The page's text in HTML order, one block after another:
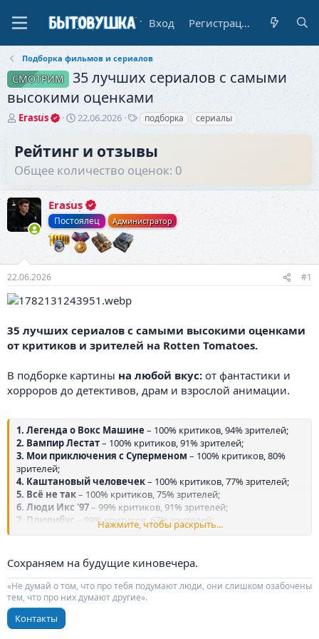
Вход Регистрация
Подборка фильмов и сериалов
СМОТРИМ
35 лучших сериалов с самыми
высокими оценками
А
о
р
е
м
ы
Erasus
Д
н
ч
а
л
а
22.06.2026
Т
и
подборка сериалы
Рейтинг и отзывы
Общее количество оценок: 0
Erasus
Постоялец Администратор
22.06.2026 #1
35 лучших сериалов с самыми высокими оценками
от критиков и зрителей на Rotten Tomatoes.
В подборке картины на любой вкус: от фантастики и
хорроров до детективов, драм и взрослой анимации.
1. Легенда о Вокс Машине – 100% критиков, 94% зрителей;
2. Вампир Лестат– 100% критиков, 91% зрителей;
3. Мои приключения с Суперменом – 100% критиков, 80%
зрителей;
4. Каштановый человечек– 100% критиков, 77% зрителей;
5. Всё не так– 100% критиков, 75% зрителей;
6. Люди Икс '97– 99% критиков, 91% зрителей;
7. Плюрибус – 99% критиков, 67% зрителей;
– 98% критиков, 93% зрителей;
– 97% критиков, 79% зрителей;
11. Извне– 97% критиков, 78% зрителей;
12. Звёздный городок– 97% критиков, 71% зрителей;
13. Захват– 97% критиков, 68% зрителей;
14. У Марго проблемы с деньгами
зрителей;
Нажмите, чтобы раскрыть...
Сохраняем на будущие киновечера.
«Не думай о том, что про тебя подумают люди, они слишком озабочены
тем, что про них думают другие».
Контакты